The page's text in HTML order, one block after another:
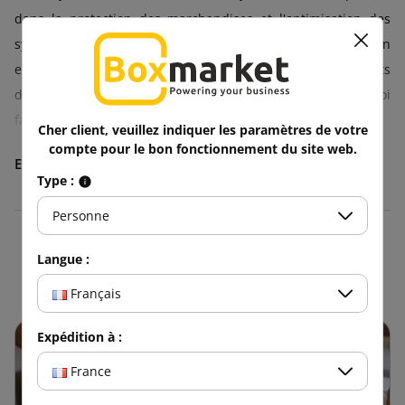
dans la protection des marchandises et l'optimisation des
systèmes d'emballage et de transport. Le choix du bon
emballage peut avoir une incidence sur les coûts
d'expédition et la satisfaction des consommateurs. À quoi
faut-il prêter attention lors du choix de l'emballage ?
Les cartons sur mesure sont conçus pour s'adapter
parfaitement aux dimensions et aux formes des articles. En
choisissant la bonne taille, on peut utiliser tout l'espace de la
boîte, ce qui a une incidence sur la sécurité des
marchandises transportées.
Avantages des cartons sur mesure
Les cartons sur mesure réduisent la quantité de matériaux
d'emballage utilisés. Les économies réalisées sur les
éléments d'emballage se traduisent également par une
Cher client, veuillez indiquer les paramètres de votre
compte pour le bon fonctionnement du site web.
Type :
Personne
Langue :
Français
Expédition à :
France